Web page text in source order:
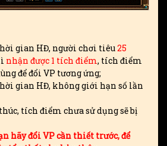
gian HĐ, người chơi tiêu25
nhận được 1 tích điểm, tích điểm
để đổi VP tương ứng;
gian HĐ, không giới hạn số lần
tích điểm chưa sử dụng sẽ bị
hãy đổi VP cần thiết trước, để